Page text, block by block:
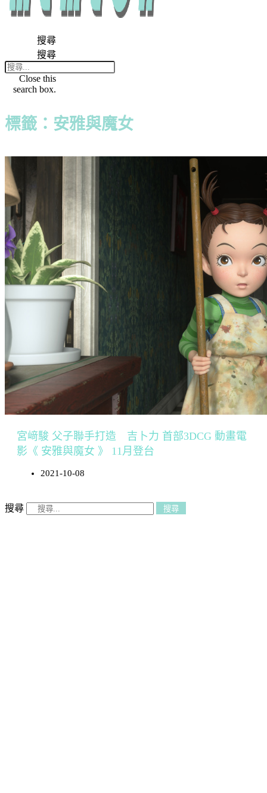
搜尋
搜尋
Close this
search box.
標籤：安雅與魔女
宮﨑駿 父子聯手打造 吉卜力 首部3DCG 動畫電
影《 安雅與魔女 》 11月登台
2021-10-08
搜尋 搜尋